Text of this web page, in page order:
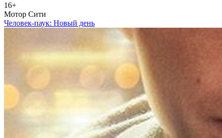
16+
Мотор Сити
Человек-паук: Новый день